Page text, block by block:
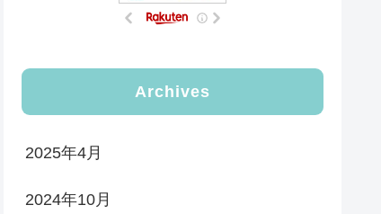
Archives
2025年4月
2024年10月